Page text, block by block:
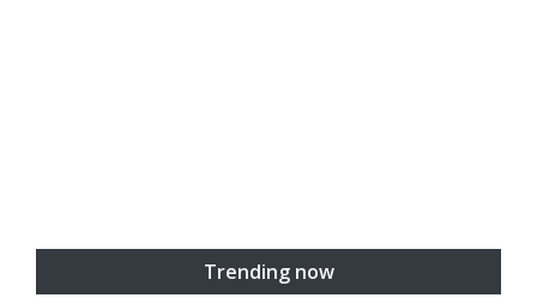
Trending now